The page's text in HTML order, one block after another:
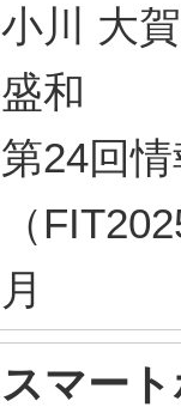
小川 大
盛和
第24回
（
月
スマー